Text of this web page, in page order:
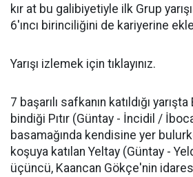
kır at bu galibiyetiyle ilk Grup
6'ıncı birinciliğini de kariyerine
Yarışı izlemek için tıklayınız.
7 başarılı safkanın katıldığı
bindiği Pıtır (Güntay - İncidil /
basamağında kendisine yer
koşuya katılan Yeltay (Güntay -
üçüncü, Kaancan Gökçe'nin